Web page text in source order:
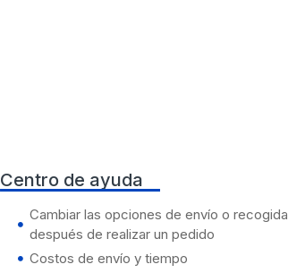
Centro de ayuda
Cambiar las opciones de envío o recogida
después de realizar un pedido
Costos de envío y tiempo